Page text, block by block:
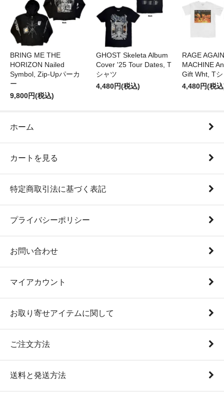
BRING ME THE
HORIZON Nailed
Symbol, Zip-Upパーカ
ー
9,800円(税込)
GHOST Skeleta Album
Cover '25 Tour Dates, T
シャツ
4,480円(税込)
RAGE
MACHINE
Gift Wht, T
4,480円(税
ホーム
カートを見る
特定商取引法に基づく表記
プライバシーポリシー
お問い合わせ
マイアカウント
お取り寄せアイテムに関して
ご注文方法
送料と発送方法